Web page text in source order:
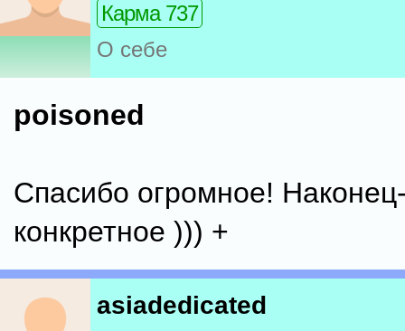
Карма 737
О себе
poisoned
Спасибо огромное!
конкретное ))) +
asiadedicated